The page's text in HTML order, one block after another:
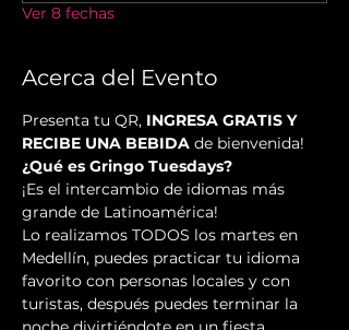
Ver 8 fechas
Acerca del Evento
Presenta tu QR, INGRESA GRATIS Y
RECIBE UNA BEBIDA de bienvenida!
¿Qué es Gringo Tuesdays?
¡Es el intercambio de idiomas más
grande de Latinoamérica!
Lo realizamos TODOS los martes en
Medellín, puedes practicar tu idioma
favorito con personas locales y con
turistas, después puedes terminar la